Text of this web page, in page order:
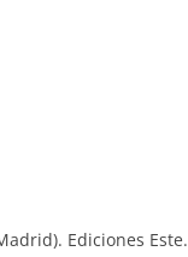
Ediciones Este.